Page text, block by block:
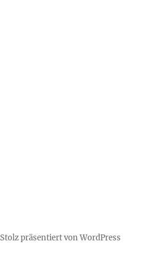
Stolz präsentiert von WordPress